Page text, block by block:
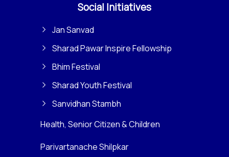
Social Initiatives
Jan Sanvad
Sharad Pawar Inspire Fellowship
Bhim Festival
Sharad Youth Festival
Sanvidhan Stambh
Health, Senior Citizen & Children
Parivartanache Shilpkar